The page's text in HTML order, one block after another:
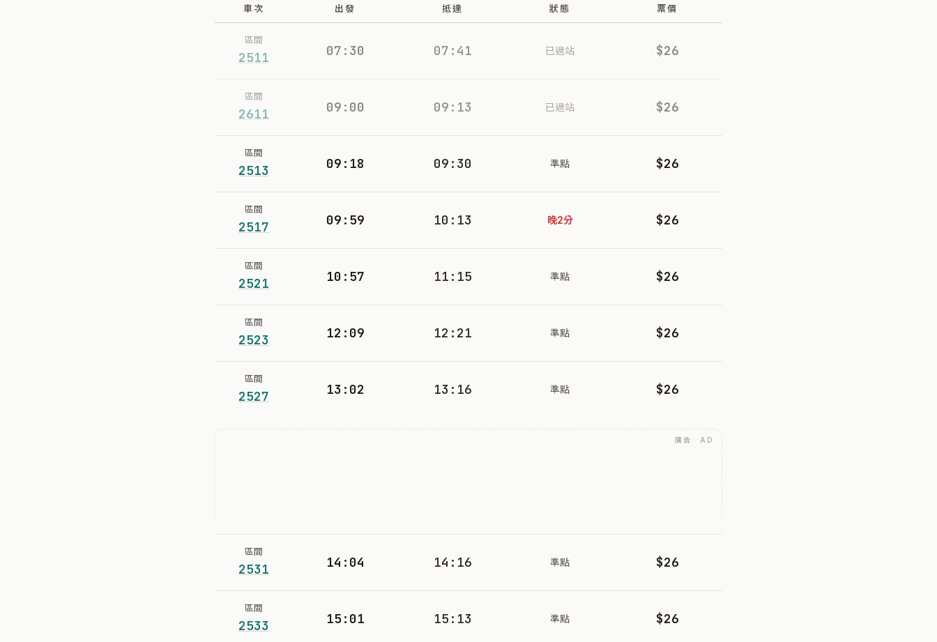
車次 出發 抵達 狀態 票價
區間
2511 07:30 07:41 已過站 $26
區間
2611 09:00 09:13 已過站 $26
區間
2513 09:18 09:30 準點 $26
區間
2517 09:59 10:13 晚2分 $26
區間
2521 10:57 11:15 準點 $26
區間
2523 12:09 12:21 準點 $26
區間
2527 13:02 13:16 準點 $26
廣告 · AD
區間
2531 14:04 14:16 準點 $26
區間
2533 15:01 15:13 準點 $26